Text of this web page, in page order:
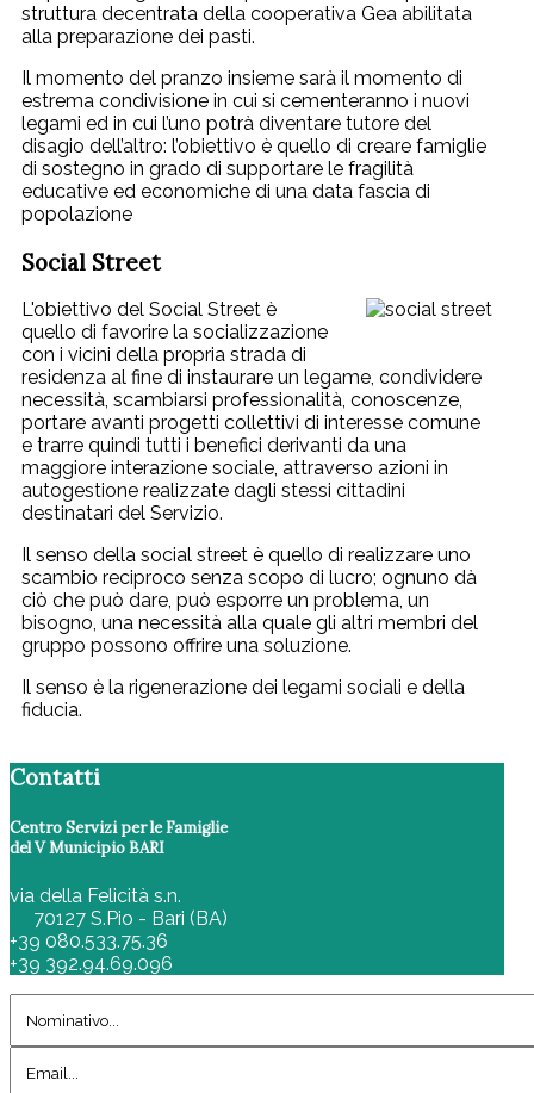
struttura decentrata della cooperativa Gea abilitata
alla preparazione dei pasti.
Il momento del pranzo insieme sarà il momento di
estrema condivisione in cui si cementeranno i nuovi
legami ed in cui l’uno potrà diventare tutore del
disagio dell’altro: l’obiettivo è quello di creare famiglie
di sostegno in grado di supportare le fragilità
educative ed economiche di una data fascia di
popolazione
Social Street
L'obiettivo del Social Street è
quello di favorire la socializzazione
con i vicini della propria strada di
residenza al fine di instaurare un legame, condividere
necessità, scambiarsi professionalità, conoscenze,
portare avanti progetti collettivi di interesse comune
e trarre quindi tutti i benefici derivanti da una
maggiore interazione sociale, attraverso azioni in
autogestione realizzate dagli stessi cittadini
destinatari del Servizio.
Il senso della social street è quello di realizzare uno
scambio reciproco senza scopo di lucro; ognuno dà
ciò che può dare, può esporre un problema, un
bisogno, una necessità alla quale gli altri membri del
gruppo possono offrire una soluzione.
Il senso è la rigenerazione dei legami sociali e della
fiducia.
Contatti
Centro Servizi per le Famiglie
del V Municipio BARI
via della Felicità s.n.
70127 S.Pio - Bari (BA)
+39 080.533.75.36
+39 392.94.69.096